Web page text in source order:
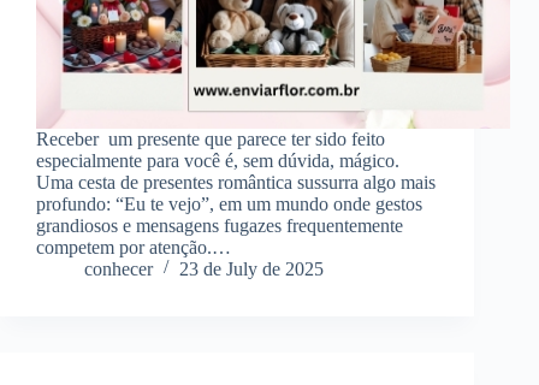
Receber um presente que parece ter sido feito
especialmente para você é, sem dúvida, mágico.
Uma cesta de presentes romântica sussurra algo mais
profundo: “Eu te vejo”, em um mundo onde gestos
grandiosos e mensagens fugazes frequentemente
competem por atenção.…
conhecer
23 de July de 2025